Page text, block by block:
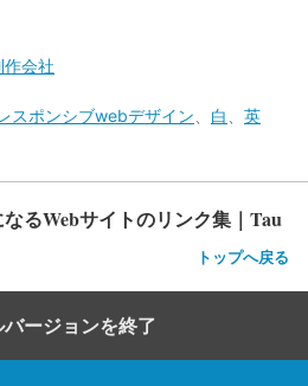
作会社
スポンシブwebデザイン 白
英
るWebサイトのリンク集｜Tau
トップへ戻る
ージョンを終了